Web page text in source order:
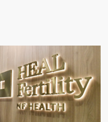
條款
及免責聲明